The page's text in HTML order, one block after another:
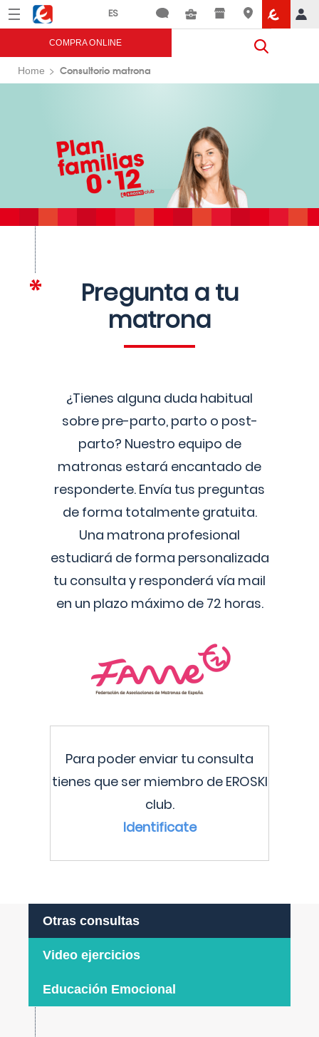
Menú Eroski
COMPRA ONLINE
Home Consultorio matrona
Pregunta a tu
matrona
¿Tienes alguna duda habitual
sobre pre-parto, parto o post-
parto? Nuestro equipo de
matronas estará encantado de
responderte. Envía tus preguntas
de forma totalmente gratuita.
Una matrona profesional
estudiará de forma personalizada
tu consulta y responderá vía mail
en un plazo máximo de 72 horas.
Para poder enviar tu consulta
tienes que ser miembro de EROSKI
club.
Identificate
Otras consultas
Video ejercicios
Educación Emocional